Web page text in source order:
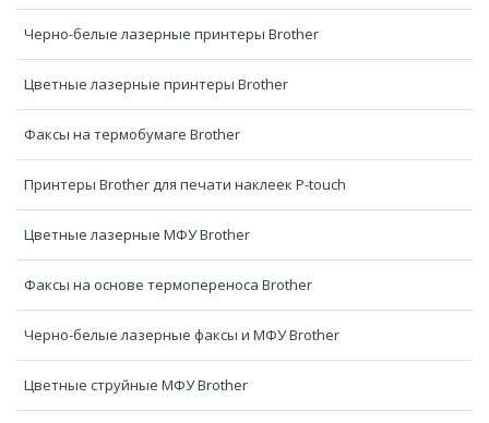
Черно-белые лазерные принтеры Brother
Цветные лазерные принтеры Brother
Факсы на термобумаге Brother
Принтеры Brother для печати наклеек P-touch
Цветные лазерные МФУ Brother
Факсы на основе термопереноса Brother
Черно-белые лазерные факсы и МФУ Brother
Цветные струйные МФУ Brother